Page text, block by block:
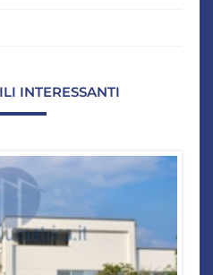
INTERESSANTI